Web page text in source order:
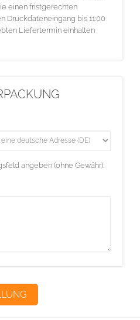
einen fristgerechten
Druckdateneingang bis 11:00
Liefertermin einhalten
angeben (ohne Gewähr):